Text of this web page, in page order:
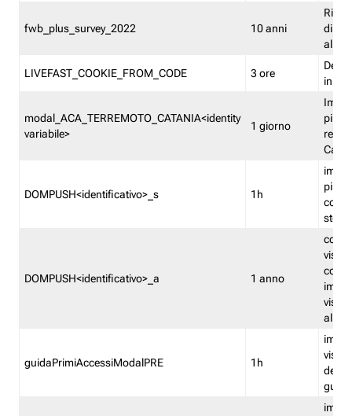
fwb_plus_survey_2022 10 anni
di
LIVEFAST_COOKIE_FROM_CODE 3 ore
in
modal_ACA_TERREMOTO_CATANIA<identity
variabile>
1 giorno
più
DOMPUSH<identificativo>_s 1h
più
DOMPUSH<identificativo>_a 1 anno
guidaPrimiAccessiModalPRE 1h
della